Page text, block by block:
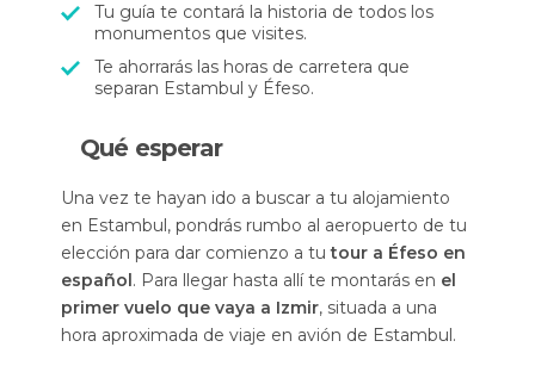
Tu guía te contará la historia de todos los
monumentos que visites.
Te ahorrarás las horas de carretera que
separan Estambul y Éfeso.
Qué esperar
Una vez te hayan ido a buscar a tu alojamiento
en Estambul, pondrás rumbo al aeropuerto de tu
elección para dar comienzo a tutour a Éfeso en
español. Para llegar hasta allí te montarás en el
primer vuelo que vaya a Izmir, situada a una
hora aproximada de viaje en avión de Estambul.